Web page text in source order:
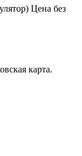
Цена без
карта.